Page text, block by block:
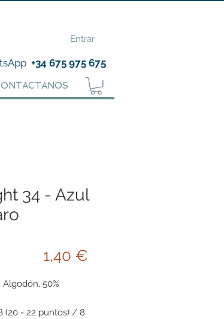
+34 675 975 675
Entrar
34 - Azul
1,40 €
Algodón, 50%
(20 - 22 puntos) / 8